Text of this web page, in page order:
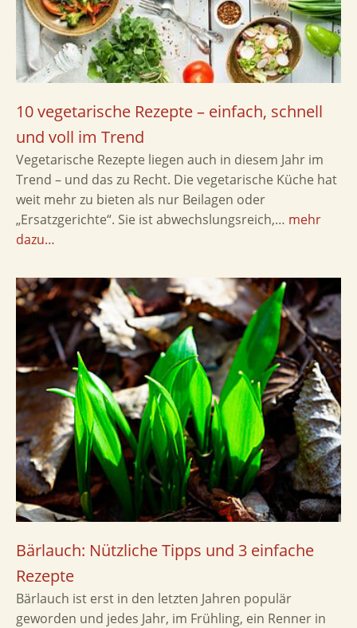
10 vegetarische Rezepte – einfach, schnell
und voll im Trend
Vegetarische Rezepte liegen auch in diesem Jahr im
Trend – und das zu Recht. Die vegetarische Küche hat
weit mehr zu bieten als nur Beilagen oder
„Ersatzgerichte“. Sie ist abwechslungsreich,… mehr
dazu…
Bärlauch: Nützliche Tipps und 3 einfache
Rezepte
Bärlauch ist erst in den letzten Jahren populär
geworden und jedes Jahr, im Frühling, ein Renner in